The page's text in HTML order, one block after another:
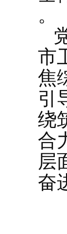
。
市
焦
引
绕
合
层
奋